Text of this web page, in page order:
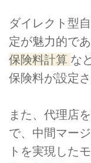
ダイレクト型
定が魅力的で
保険料計算 な
保険料が設定
また、代理店
で、中間マー
トを実現した